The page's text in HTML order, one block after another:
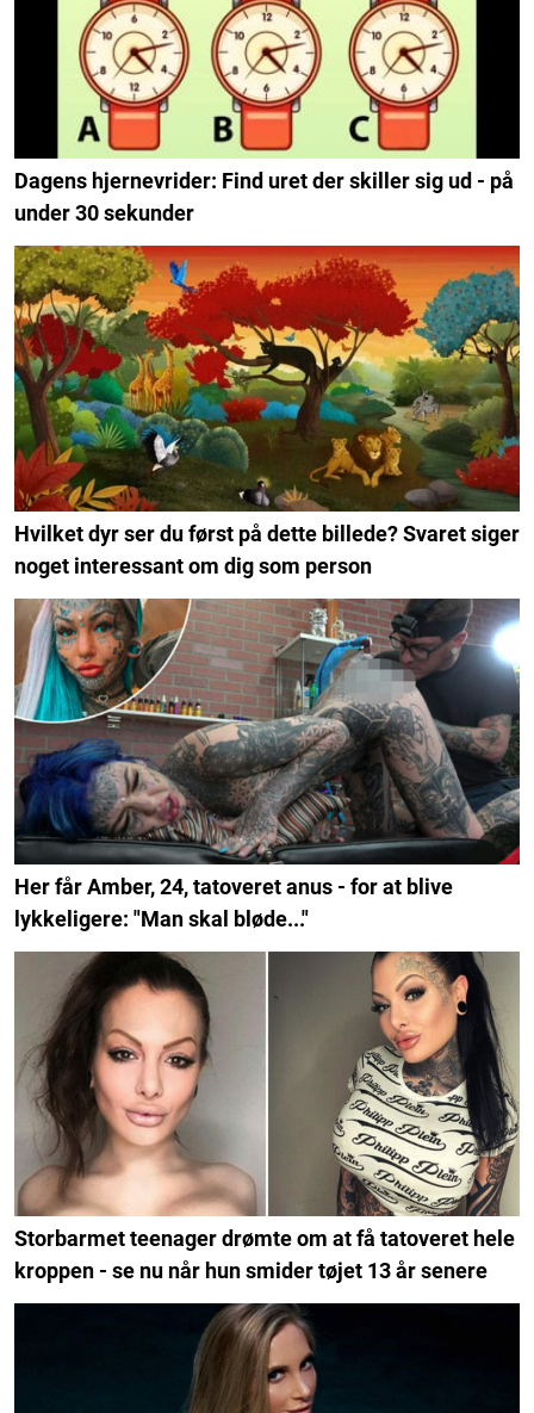
Dagens hjernevrider: Find uret der skiller sig ud - på
under 30 sekunder
Hvilket dyr ser du først på dette billede? Svaret siger
noget interessant om dig som person
Her får Amber, 24, tatoveret anus - for at blive
lykkeligere: "Man skal bløde..."
Storbarmet teenager drømte om at få tatoveret hele
kroppen - se nu når hun smider tøjet 13 år senere